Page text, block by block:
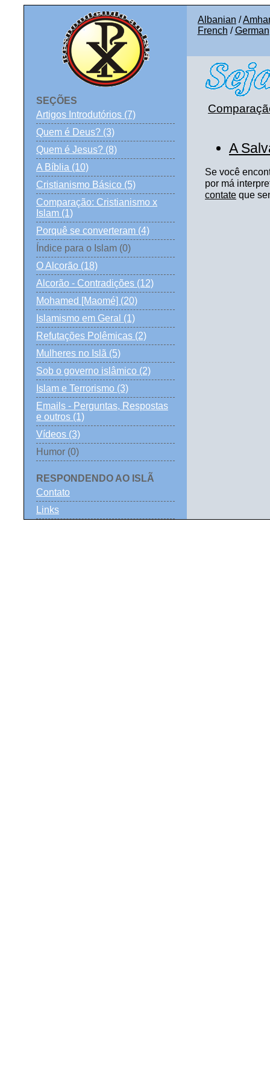
SEÇÕES
Artigos Introdutórios (7)
Quem é Deus? (3)
Quem é Jesus? (8)
A Bíblia (10)
Cristianismo Básico (5)
Comparação: Cristianismo x
Islam (1)
Porquê se converteram (4)
Índice para o Islam (0)
O Alcorão (18)
Alcorão - Contradições (12)
Mohamed [Maomé] (20)
Islamismo em Geral (1)
Refutações Polêmicas (2)
Mulheres no Islã (5)
Sob o governo islâmico (2)
Islam e Terrorismo (3)
Emails - Perguntas, Respostas
e outros (1)
Vídeos (3)
Humor (0)
RESPONDENDO AO ISLÃ
Contato
Links
Albanian /
French /German
A
Se você
por má
contate que